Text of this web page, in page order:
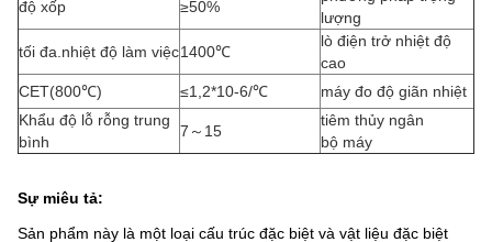
độ xốp ≥50%
lượng
tối đa.nhiệt độ làm việc1400℃
lò điện trở nhiệt độ
cao
CET(800℃)
≤1,2*10-6/℃
máy đo độ giãn nhiệt
Khẩu độ lỗ rỗng trung
bình
7～15
tiêm thủy ngân
bộ máy
Sự miêu tả:
Sản phẩm này là một loại cấu trúc đặc biệt và vật liệu đặc biệt